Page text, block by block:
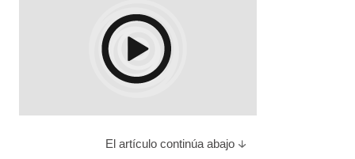
El artículo continúa abajo